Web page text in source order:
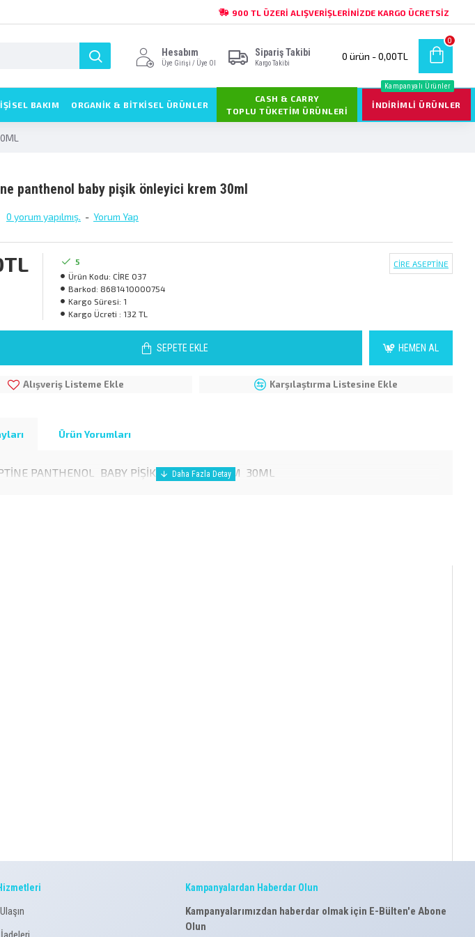
900 TL ÜZERI ALIŞVERIŞLERINIZDE KARGO ÜCRETSIZ
Hesabım
Üye Girişi / Üye Ol
Sipariş Takibi
Kargo Takibi
0 ürün - 0,00TL
0
BAKIM ORGANİK & BİTKİSEL ÜRÜNLER
CASH & CARRY
TOPLU TÜKETIM ÜRÜNLERI
İNDIRIMLI ÜRÜNLER
Kampanyalı Ürünler
panthenol baby pi̇şi̇k önleyi̇ci̇ krem 30ml
0 yorum yapılmış. - Yorum Yap
5
Ürün Kodu: CİRE 037
Barkod: 8681410000754
Kargo Süresi: 1
Kargo Ücreti : 132 TL
CİRE ASEPTİNE
SEPETE EKLE HEMEN AL
Alışveriş Listeme Ekle Karşılaştırma Listesine Ekle
Ürün Yorumları
PANTHENOL BABY PİŞİK ÖNLEYİCİ KREM 30ML
Kampanyalardan Haberdar Olun
Kampanyalarımızdan haberdar olmak için E-Bülten'e Abone
Olun